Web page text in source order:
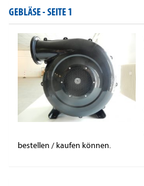
GEBLÄSE -SEITE 1
bestellen / kaufen können.